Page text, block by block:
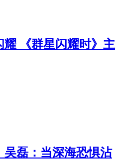
耀 《群星闪耀时》主
吴磊：当深海恐惧沾